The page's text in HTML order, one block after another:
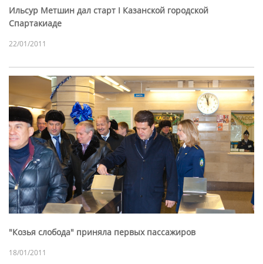
Ильсур Метшин дал старт I Казанской городской
Спартакиаде
22/01/2011
"Козья слобода" приняла первых пассажиров
18/01/2011